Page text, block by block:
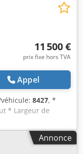
11 500 €
prix fixe hors TVA
Appel
8427, *
* Largeur de
: 1 500 l *
H Rjidock * Lames
Dispositif deAnnonce